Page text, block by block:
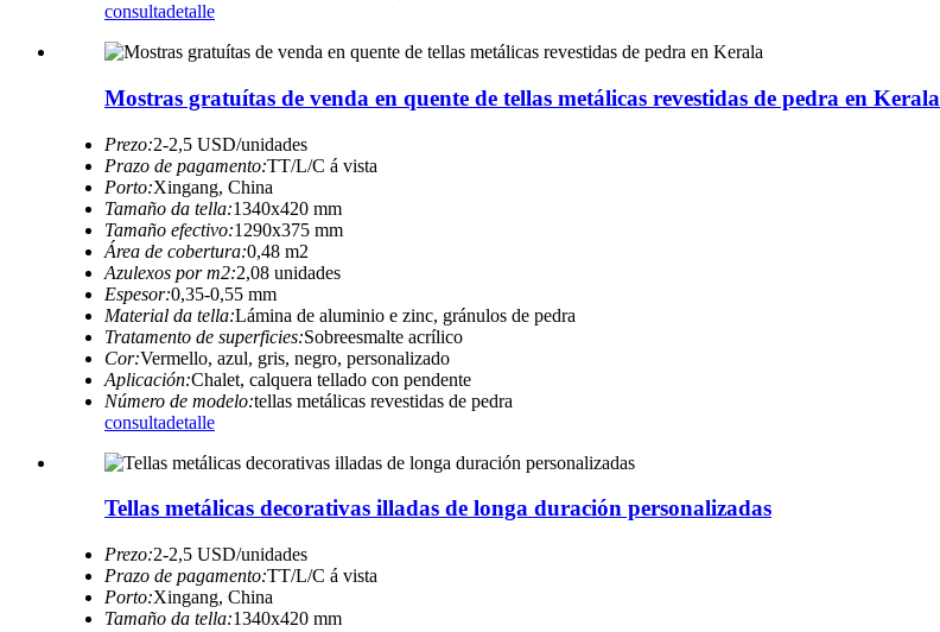
consultadetalle
Mostras gratuítas de venda en quente de tellas metálicas revestidas de pedra en Kerala
Prezo:2-2,5 USD/unidades
Prazo de pagamento:TT/L/C á vista
Porto:Xingang, China
Tamaño da tella:1340x420 mm
Tamaño efectivo:1290x375 mm
Área de cobertura:0,48 m2
Azulexos por m2:2,08 unidades
Espesor:0,35-0,55 mm
Material da tella:Lámina de aluminio e zinc, gránulos de pedra
Tratamento de superficies:Sobreesmalte acrílico
Cor:Vermello, azul, gris, negro, personalizado
Aplicación:Chalet, calquera tellado con pendente
Número de modelo:tellas metálicas revestidas de pedra
consultadetalle
Tellas metálicas decorativas illadas de longa duración personalizadas
Prezo:2-2,5 USD/unidades
Prazo de pagamento:TT/L/C á vista
Porto:Xingang, China
Tamaño da tella:1340x420 mm